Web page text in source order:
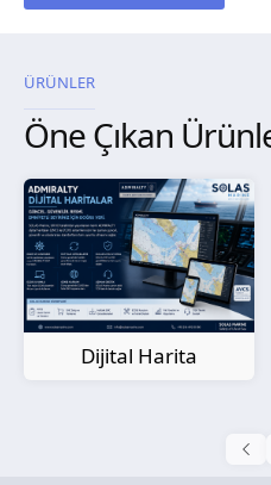
ÜRÜNLER
Öne Çıkan
Dijital Kitap